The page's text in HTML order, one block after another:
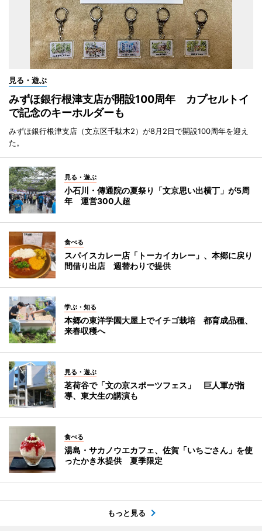
見る・遊ぶ
みずほ銀行根津支店が開設100周年 カプセルトイ
で記念のキーホルダーも
みずほ銀行根津支店（文京区千駄木2）が8月2日で開設100周年を迎え
た。
見る・遊ぶ
小石川・傳通院の夏祭り「文京思い出横丁」が5周
年 運営300人超
食べる
スパイスカレー店「トーカイカレー」、本郷に戻り
間借り出店 週替わりで提供
学ぶ・知る
本郷の東洋学園大屋上でイチゴ栽培 都育成品種、
来春収穫へ
見る・遊ぶ
茗荷谷で「文の京スポーツフェス」 巨人軍が指
導、東大生の講演も
食べる
湯島・サカノウエカフェ、佐賀「いちごさん」を使
ったかき氷提供 夏季限定
もっと見る